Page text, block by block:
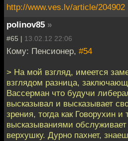
http://www.ves.lv/article/204902
polinov85 »
#65 | 13.02.12 22:06
Кому: Пенсионер, #54
> На мой взгляд, имеется
взглядом разница,
Вассерман что будучи
высказывал и высказывает
зрения, тогда как Говорухин
высказываниями
верхушку. Дурно пахнет,